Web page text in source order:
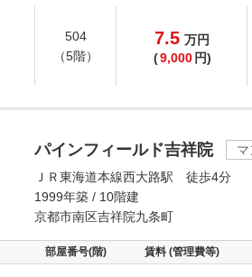
504
（5階）
7.5 万円
(9,000 円)
パインフィールド吉祥院
ＪＲ東海道本線西大路駅 徒歩4分
1999年築 / 10階建
京都市南区吉祥院九条町
部屋番号(階) 賃料 (管理費等)